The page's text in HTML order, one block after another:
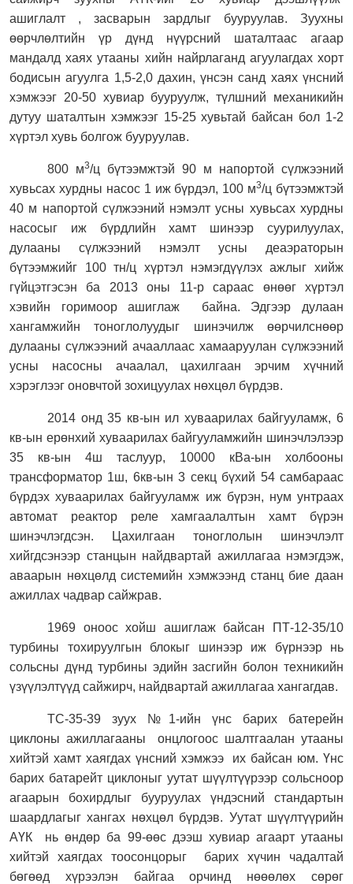
ашиглалт , засварын зардлыг бууруулав. Зуухны
өөрчлөлтийн үр дүнд нүүрсний шаталтаас агаар
мандалд хаях утааны хийн найрлаганд агуулагдах хорт
бодисын агуулга 1,5-2,0 дахин, үнсэн санд хаях үнсний
хэмжээг 20-50 хувиар бууруулж, түлшний механикийн
дутуу шаталтын хэмжээг 15-25 хувьтай байсан бол 1-2
хүртэл хувь болгож бууруулав.
800 м3/ц бүтээмжтэй 90 м напортой сүлжээний
хувьсах хурдны насос 1 иж бүрдэл, 100 м3/ц бүтээмжтэй
40 м напортой сүлжээний нэмэлт усны хувьсах хурдны
насосыг иж бүрдлийн хамт шинээр суурилуулах,
дулааны сүлжээний нэмэлт усны деаэраторын
бүтээмжийг 100 тн/ц хүртэл нэмэгдүүлэх ажлыг хийж
гүйцэтгэсэн ба 2013 оны 11-р сараас өнөөг хүртэл
хэвийн горимоор ашиглаж
байна. Эдгээр дулаан
хангамжийн тоноглолуудыг шинэчилж өөрчилснөөр
дулааны сүлжээний ачааллаас хамааруулан сүлжээний
усны насосны ачаалал, цахилгаан эрчим хүчний
хэрэглээг оновчтой зохицуулах нөхцөл бүрдэв.
2014 онд 35 кв-ын ил хуваарилах байгууламж, 6
кв-ын ерөнхий хуваарилах байгууламжийн шинэчлэлээр
35 кв-ын 4ш таслуур, 10000 кВа-ын холбооны
трансформатор 1ш, 6кв-ын 3 секц бүхий 54 самбараас
бүрдэх хуваарилах байгууламж иж бүрэн, нум унтраах
автомат реактор реле хамгаалалтын хамт бүрэн
шинэчлэгдсэн. Цахилгаан тоноглолын шинэчлэлт
хийгдсэнээр станцын найдвартай ажиллагаа нэмэгдэж,
аваарын нөхцөлд системийн хэмжээнд станц бие даан
ажиллах чадвар сайжрав.
1969 оноос хойш ашиглаж байсан ПТ-12-35/10
турбины тохируулгын блокыг шинээр иж бүрнээр нь
сольсны дүнд турбины эдийн засгийн болон техникийн
үзүүлэлтүүд сайжирч, найдвартай ажиллагаа хангагдав.
ТС-35-39 зуух №1-ийн үнс барих батерейн
циклоны ажиллагааны
онцлогоос шалтгаалан утааны
хийтэй хамт хаягдах үнсний хэмжээ
их байсан юм. Үнс
барих батарейт циклоныг уутат шүүлтүүрээр сольсноор
агаарын бохирдлыг бууруулах үндэсний стандартын
шаардлагыг хангах нөхцөл бүрдэв. Уутат шүүлтүүрийн
АҮК
нь өндөр ба 99-өөс дээш хувиар агаарт утааны
хийтэй хаягдах тоосонцорыг
барих хүчин чадалтай
бөгөөд хүрээлэн байгаа орчинд нөөөлөх сөрөг